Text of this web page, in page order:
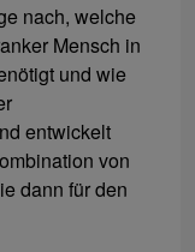
nach, welche
Mensch in
und wie
entwickelt
von
dann für den